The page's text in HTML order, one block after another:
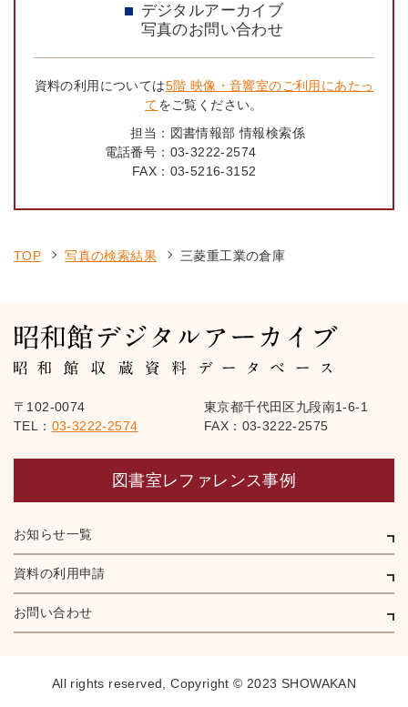
デジタルアーカイブ
写真のお問い合わせ
資料の利用については5階 映像・音響室のご利用にあたっ
てをご覧ください。
担当： 図書情報部 情報検索係
電話番号： 03-3222-2574
FAX： 03-5216-3152
TOP 写真の検索結果 三菱重工業の倉庫
〒102-0074
東京都千代田区九段南1-6-1
TEL： 03-3222-2574 FAX：03-3222-2575
図書室レファレンス事例
お知らせ一覧
資料の利用申請
お問い合わせ
All rights reserved,Copyright © 2023 SHOWAKAN